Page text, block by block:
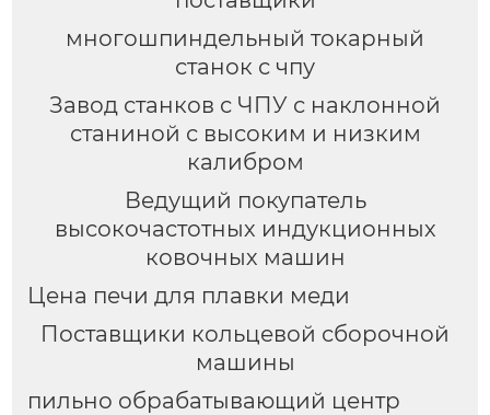
многошпиндельный токарный
станок с чпу
Завод станков с ЧПУ с наклонной
станиной с высоким и низким
калибром
Ведущий покупатель
высокочастотных индукционных
ковочных машин
Цена печи для плавки меди
Поставщики кольцевой сборочной
машины
пильно обрабатывающий центр